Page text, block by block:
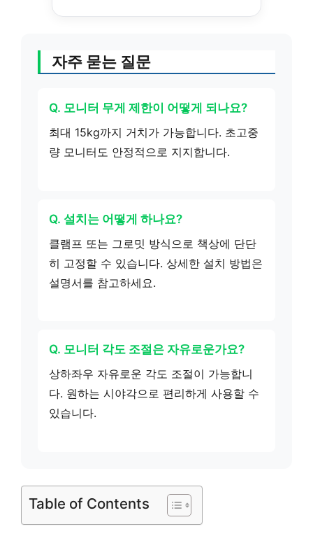
자주 묻는 질문
Q. 모니터 무게 제한이 어떻게 되나요?
최대 15kg까지 거치가 가능합니다. 초고중
량 모니터도 안정적으로 지지합니다.
Q. 설치는 어떻게 하나요?
클램프 또는 그로밋 방식으로 책상에 단단
히 고정할 수 있습니다. 상세한 설치 방법은
설명서를 참고하세요.
Q. 모니터 각도 조절은 자유로운가요?
상하좌우 자유로운 각도 조절이 가능합니
다. 원하는 시야각으로 편리하게 사용할 수
있습니다.
Table of Contents